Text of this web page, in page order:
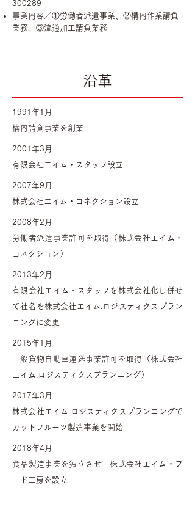
300289
事業内容／①労働者派遣事業、②構内作業請負
業務、③流通加工請負業務
沿革
1991年1月
構内請負事業を創業
2001年3月
有限会社エイム・スタッフ設立
2007年9月
株式会社エイム・コネクション設立
2008年2月
労働者派遣事業許可を取得（株式会社エイム・
コネクション）
2013年2月
有限会社エイム・スタッフを株式会社化し併せ
て社名を株式会社エイム.ロジスティクスプラン
ニングに変更
2015年1月
一般貨物自動車運送事業許可を取得（株式会社
エイム.ロジスティクスプランニング）
2017年3月
株式会社エイム.ロジスティクスプランニングで
カットフルーツ製造事業を開始
2018年4月
食品製造事業を独立させ 株式会社エイム・フ
ード工房を設立